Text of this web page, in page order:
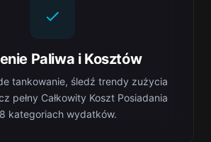
Paliwa i Kosztów
tankowanie, śledź trendy zużycia
pełny Całkowity Koszt Posiadania
kategoriach wydatków.